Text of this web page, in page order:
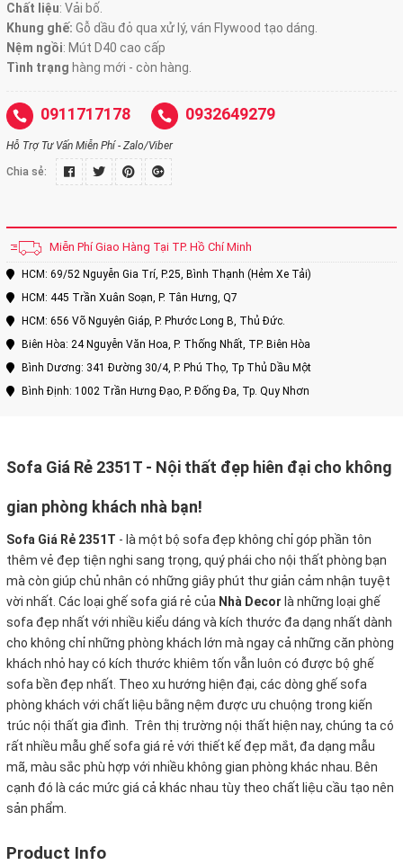
Chất liệu: Vải bố.
Khung ghế: Gỗ dầu đỏ qua xử lý, ván Flywood tạo dáng.
Nệm ngồi: Mút D40 cao cấp
Tình trạng hàng mới - còn hàng.
0911717178 0932649279
Hỗ Trợ Tư Vấn Miễn Phí - Zalo/Viber
Chia sẻ:
Miễn Phí Giao Hàng Tại TP. Hồ Chí Minh
HCM: 69/52 Nguyễn Gia Trí, P.25, Bình Thạnh (Hẻm Xe Tải)
HCM: 445 Trần Xuân Soạn, P. Tân Hưng, Q7
HCM: 656 Võ Nguyên Giáp, P. Phước Long B, Thủ Đức.
Biên Hòa: 24 Nguyễn Văn Hoa, P. Thống Nhất, TP. Biên Hòa
Bình Dương: 341 Đường 30/4, P. Phú Thọ, Tp Thủ Dầu Một
Bình Định: 1002 Trần Hưng Đạo, P. Đống Đa, Tp. Quy Nhơn
Sofa Giá Rẻ 2351T - Nội thất đẹp hiên đại cho không
gian phòng khách nhà bạn!
Sofa Giá Rẻ 2351T - là một bộ sofa đẹp không chỉ góp phần tôn
thêm vẻ đẹp tiện nghi sang trọng, quý phái cho nội thất phòng bạn
mà còn giúp chủ nhân có những giây phút thư giản cảm nhận tuyệt
vời nhất. Các loại ghế sofa giá rẻ của Nhà Decor là những loại ghế
sofa đẹp nhất với nhiều kiểu dáng và kích thước đa dạng nhất dành
cho không chỉ những phòng khách lớn mà ngay cả những căn phòng
khách nhỏ hay có kích thước khiêm tốn vẫn luôn có được bộ ghế
sofa bền đẹp nhất. Theo xu hướng hiện đại, các dòng ghế sofa
phòng khách với chất liệu bằng nệm được ưu chuộng trong kiến
trúc nội thất gia đình. Trên thị trường nội thất hiện nay, chúng ta có
rất nhiều mẫu ghế sofa giá rẻ với thiết kế đẹp mắt, đa dạng mẫu
mã, màu sắc phù hợp với nhiều không gian phòng khác nhau. Bên
cạnh đó là các mức giá cả khác nhau tùy theo chất liệu cầu tạo nên
sản phẩm.
Product Info